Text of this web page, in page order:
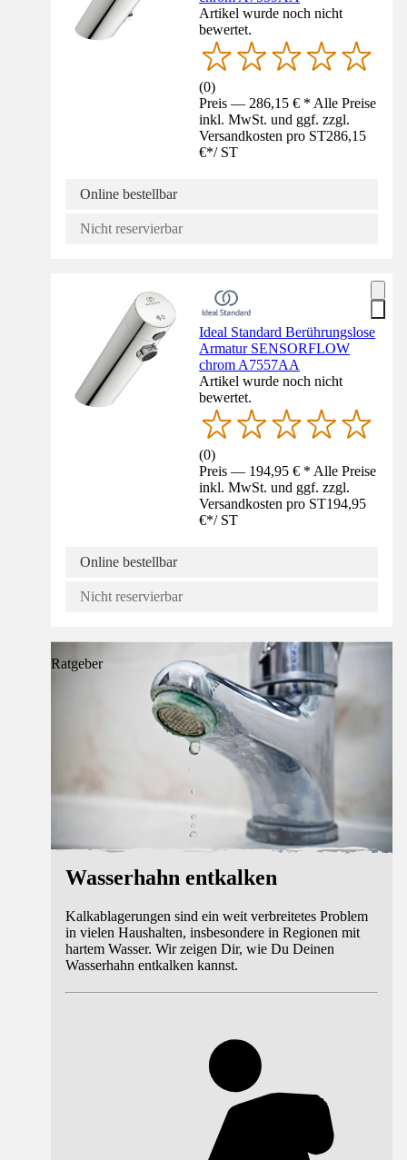
Artikel wurde noch nicht
bewertet.
(0)
Preis — 286,15 € * Alle Preise
inkl. MwSt. und ggf. zzgl.
Versandkosten pro ST286,15
€*/ ST
Online bestellbar
Nicht reservierbar
Ideal Standard Berührungslose
Armatur SENSORFLOW
chrom A7557AA
Artikel wurde noch nicht
bewertet.
(0)
Preis — 194,95 € * Alle Preise
inkl. MwSt. und ggf. zzgl.
Versandkosten pro ST194,95
€*/ ST
Online bestellbar
Nicht reservierbar
Ratgeber
Wasserhahn entkalken
Kalkablagerungen sind ein weit verbreitetes Problem
in vielen Haushalten, insbesondere in Regionen mit
hartem Wasser. Wir zeigen Dir, wie Du Deinen
Wasserhahn entkalken kannst.